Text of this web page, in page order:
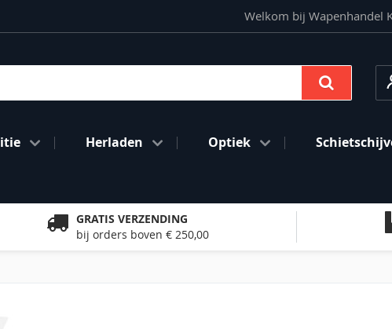
Welkom bij Wapenhandel
Herladen Optiek
GRATIS VERZENDING
bij orders boven € 250,00